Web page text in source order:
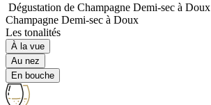
Dégustation de Champagne Demi-sec à Doux
Champagne Demi-sec à Doux
Les tonalités
À la vue
Au nez
En bouche